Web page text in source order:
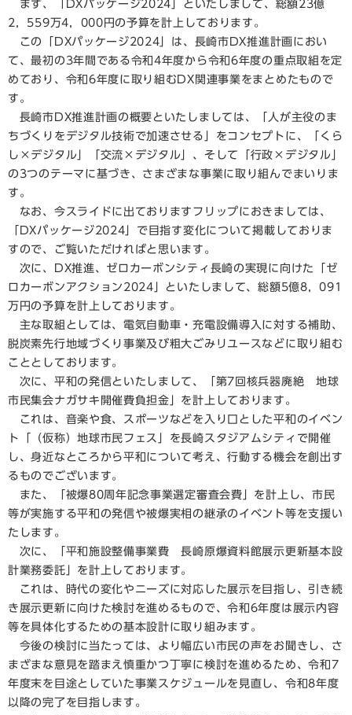
まず、「DXパッケージ2024」といたしまして、総額23億
2，559万4，000円の予算を計上しております。
この「DXパッケージ2024」は、長崎市DX推進計画におい
て、最初の3年間である令和4年度から令和6年度の重点取組を定
めており、令和6年度に取り組むDX関連事業をまとめたもので
す。
長崎市DX推進計画の概要といたしましては、「人が主役のま
ちづくりをデジタル技術で加速させる」をコンセプトに、「くら
し×デジタル」「交流×デジタル」、そして「行政×デジタル」
の3つのテーマに基づき、さまざまな事業に取り組んでまいりま
す。
なお、今スライドに出ておりますフリップにおきましては、
「DXパッケージ2024」で目指す変化について掲載しておりま
すので、ご覧いただければと思います。
次に、DX推進、ゼロカーボンシティ長崎の実現に向けた「ゼ
ロカーボンアクション2024」といたしまして、総額5億8，091
万円の予算を計上しております。
主な取組としては、電気自動車・充電設備導入に対する補助、
脱炭素先行地域づくり事業及び粗大ごみリユースなどに取り組む
こととしております。
次に、平和の発信といたしまして、「第7回核兵器廃絶 地球
市民集会ナガサキ開催費負担金」を計上しております。
これは、音楽や食、スポーツなどを入り口とした平和のイベン
ト「（仮称）地球市民フェス」を長崎スタジアムシティで開催
し、身近なところから平和について考え、行動する機会を創出す
るものでございます。
また、「被爆80周年記念事業選定審査会費」を計上し、市民
等が実施する平和の発信や被爆実相の継承のイベント等を支援い
たします。
次に、「平和施設整備事業費 長崎原爆資料館展示更新基本設
計業務委託」を計上しております。
これは、時代の変化やニーズに対応した展示を目指し、引き続
き展示更新に向けた検討を進めるもので、令和6年度は展示内容
等を具体化するための基本設計に取り組みます。
今後の検討に当たっては、より幅広い市民の声をお聞きし、さ
まざまな意見を踏まえ慎重かつ丁寧に検討を進めるため、令和7
年度末を目途としていた事業スケジュールを見直し、令和8年度
以降の完了を目指します。